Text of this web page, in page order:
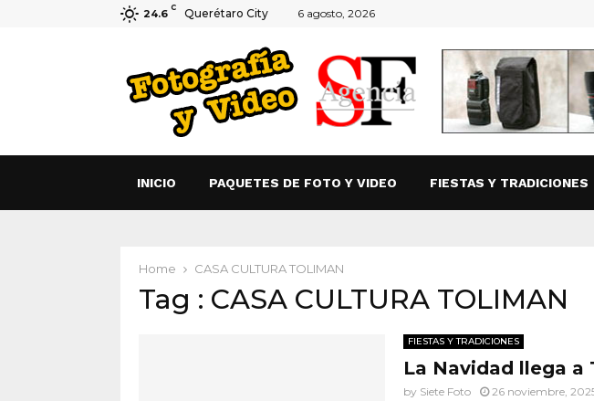
24.6 C Querétaro City 6 agosto, 2026
INICIO PAQUETES DE FOTO Y VIDEO FIESTAS Y TRADICIONES
Home CASA CULTURA TOLIMAN
Tag : CASA CULTURA TOLIMAN
FIESTAS Y TRADICIONES
La Navidad llega a
by Siete Foto 26 noviembre,